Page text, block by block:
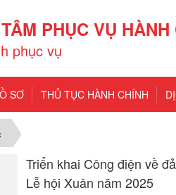
PHỤC VỤ
phục vụ
SƠ THỦ TỤC HÀNH CHÍNH
Triển khai Công điện về
Lễ hội Xuân năm 2025